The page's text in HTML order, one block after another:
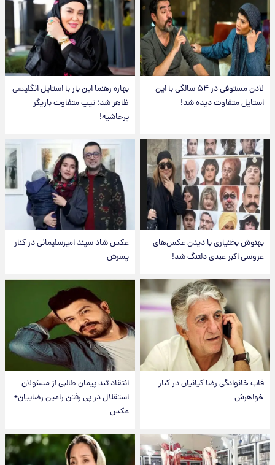
لادن مستوفی در ۵۴ سالگی با این
استایل متفاوت دیده شد!
بهاره رهنما این بار با استایل انگلیسی
ظاهر شد؛ تیپ متفاوت بازیگر
پرحاشیه!
بهنوش بختیاری با دیدن عکس‌های
عروسی اکبر عبدی دلتنگ شد!
عکس شاد سپند امیرسلیمانی در کنار
پسرش
قاب خانوادگی رضا کیانیان در کنار
خواهرش
انتقاد تند پیمان طالبی از مسئولان
استقلال در پی رفتن رامین رضاییان+
عکس